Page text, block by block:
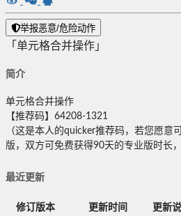
举报恶意/危险动作
「单元格合并操作」
简介
单元格合并操作
【推荐码】64208-1321
（这是本人的quicker推荐码，若您愿意
版，双方可免费获得90天的专业版时长
最近更新
修订版本 更新时间
更新